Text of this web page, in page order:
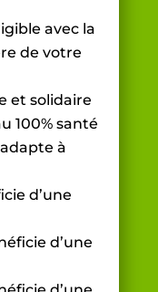
avec la
de votre
et solidaire
100% santé
à
d’une
d’une